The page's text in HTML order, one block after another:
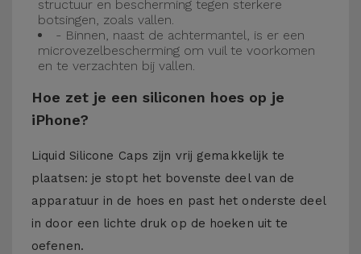
structuur en bescherming tegen sterkere
botsingen, zoals vallen.
- Binnen, naast de achtermantel, is er een
microvezelbescherming om vuil te voorkomen
en te verzachten bij vallen.
Hoe zet je een siliconen hoes op je
iPhone?
Liquid Silicone Caps zijn vrij gemakkelijk te
plaatsen: je stopt het bovenste deel van de
apparatuur in de hoes en past het onderste deel
in door een lichte druk op de hoeken uit te
oefenen.